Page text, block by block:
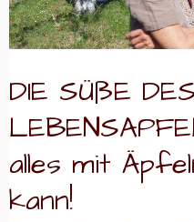
DIE SÜßE
alles mit
kann!
was
man
alles
Äpfeln
anstellen
kann!